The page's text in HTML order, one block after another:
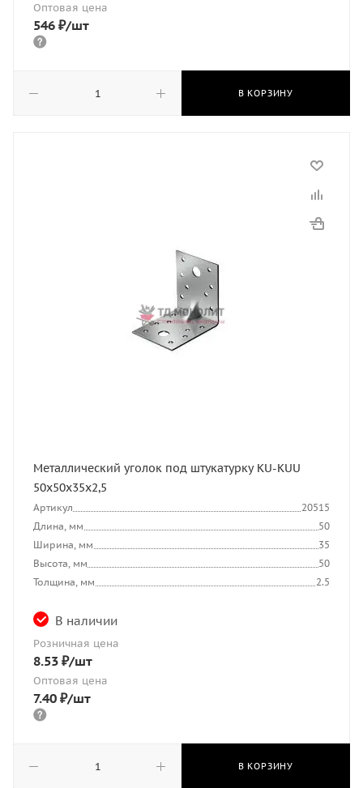
Оптовая цена
546 ₽/шт
В КОРЗИНУ
Металлический уголок под штукатурку KU-KUU
50х50х35х2,5
Артикул
20515
Длина, мм
50
Ширина, мм
35
Высота, мм
50
Толщина, мм
2.5
В наличии
Розничная цена
8.53 ₽/шт
Оптовая цена
7.40 ₽/шт
В КОРЗИНУ